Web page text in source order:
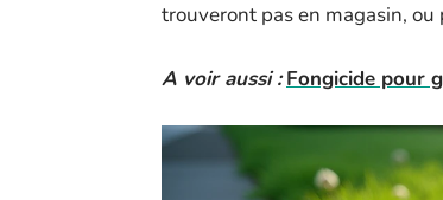
trouveront pas en magasin,
A voir aussi : Fongicide pour